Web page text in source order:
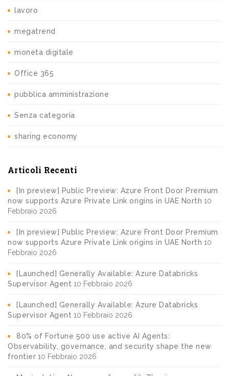
lavoro
megatrend
moneta digitale
Office 365
pubblica amministrazione
Senza categoria
sharing economy
Articoli Recenti
[In preview] Public Preview: Azure Front Door Premium
now supports Azure Private Link origins in UAE North 10
Febbraio 2026
[In preview] Public Preview: Azure Front Door Premium
now supports Azure Private Link origins in UAE North 10
Febbraio 2026
[Launched] Generally Available: Azure Databricks
Supervisor Agent 10 Febbraio 2026
[Launched] Generally Available: Azure Databricks
Supervisor Agent 10 Febbraio 2026
80% of Fortune 500 use active AI Agents:
Observability, governance, and security shape the new
frontier 10 Febbraio 2026